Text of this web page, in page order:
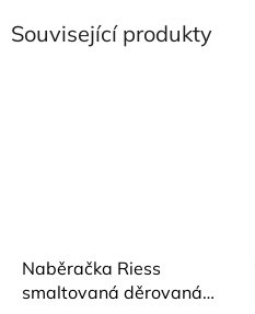
Související produkty
Naběračka Riess
smaltovaná děrovaná